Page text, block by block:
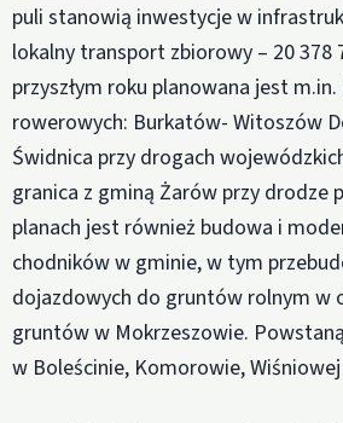
puli stanowią inwestycje w
lokalny transport zbiorowy – 20 378
przyszłym roku planowana jest
rowerowych: Burkatów- Witoszów
Świdnica przy drogach
granica z gminą Żarów przy drodze
planach jest również budowa i
chodników w gminie, w tym
dojazdowych do gruntów rolnym w
gruntów w Mokrzeszowie.
w Boleścinie, Komorowie, Wiśniowej